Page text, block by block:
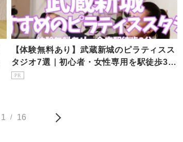
【体験無料あり】武蔵新城のピラティスス
タジオ7選｜初心者・女性専用を駅徒歩3分
で比較
PR
1 / 16